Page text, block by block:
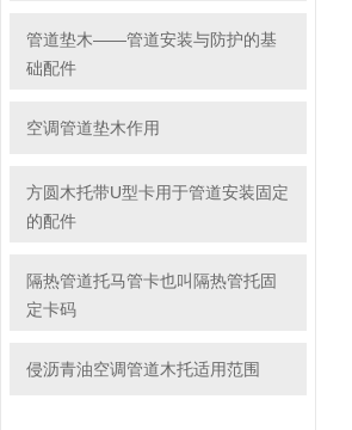
管道垫木——管道安装与防护的基
础配件
空调管道垫木作用
方圆木托带U型卡用于管道安装固定
的配件
隔热管道托马管卡也叫隔热管托固
定卡码
侵沥青油空调管道木托适用范围